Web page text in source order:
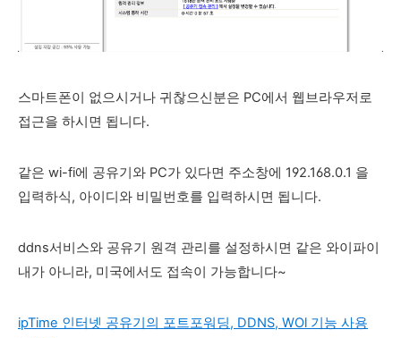
스마트폰이 없으시거나 귀찮으신분은 PC에서 웹브라우저로
접근을 하시면 됩니다.
같은 wi-fi에 공유기와 PC가 있다면 주소창에 192.168.0.1 을
입력하식, 아이디와 비밀번호를 입력하시면 됩니다.
ddns서비스와 공유기 원격 관리를 설정하시면 같은 와이파이
내가 아니라, 미국에서도 접속이 가능합니다~
ipTime 인터넷 공유기의 포트포워딩, DDNS, WOl 기능 사용